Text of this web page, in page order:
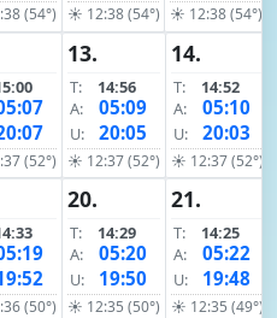
(54°) ☀ 12:38 (54°) ☀ 12:38 (54°)
(52°)
13.
T:
14:56
A:
05:09
U: 20:05
☀ 12:37 (52°)
14.
T:
14:52
A:
05:10
U: 20:03
☀ 12:37 (52°)
(50°)
20.
T:
14:29
A:
05:20
U: 19:50
☀ 12:35 (50°)
21.
T:
14:25
A:
05:22
U: 19:48
☀ 12:35 (49°)